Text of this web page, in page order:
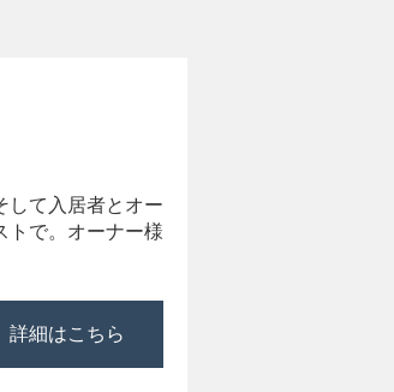
して入居者とオー
トで。オーナー様
詳細はこちら